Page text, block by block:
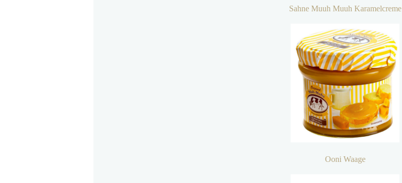
Sahne Muuh Muuh Karamelcreme
Ooni Waage